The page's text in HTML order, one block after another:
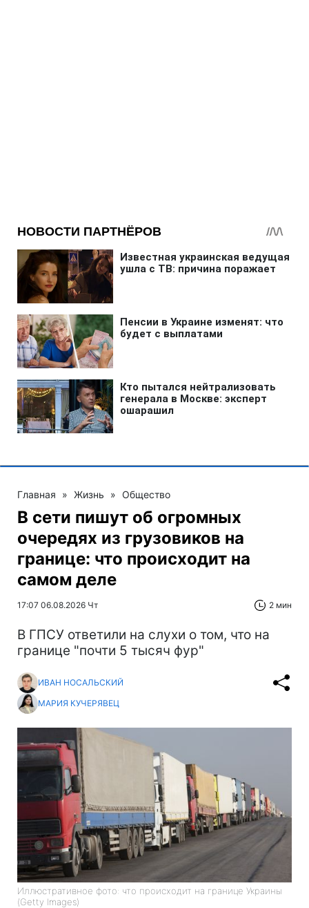
Главная » Жизнь » Общество
В сети пишут об огромных
очередях из грузовиков на
границе: что происходит на
самом деле
17:07 06.08.2026 Чт 2 мин
В ГПСУ ответили на слухи о том, что на
границе "почти 5 тысяч фур"
ИВАН НОСАЛЬСКИЙ
МАРИЯ КУЧЕРЯВЕЦ
Иллюстративное фото: что происходит на границе Украины
(Getty Images)